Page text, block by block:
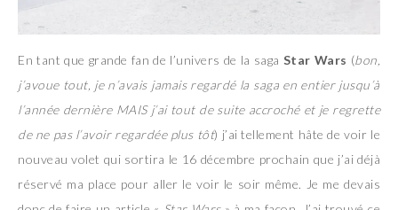
En tant que grande fan de l’univers de la saga Star Wars (bon,
j’avoue tout, je n’avais jamais regardé la saga en entier jusqu’à
l’année dernière MAIS j’ai tout de suite accroché et je regrette
de ne pas l’avoir regardée plus tôt) j’ai tellement hâte de voir le
nouveau volet qui sortira le 16 décembre prochain que j’ai déjà
réservé ma place pour aller le voir le soir même. Je me devais